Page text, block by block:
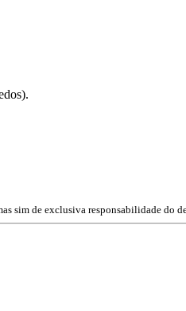
sim de exclusiva responsabilidade do